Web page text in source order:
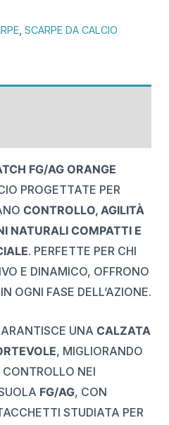
, SCARPE DA CALCIO
FG/AG ORANGE
PROGETTATE PER
CONTROLLO, AGILITÀ
NATURALI COMPATTI E
. PERFETTE PER CHI
E DINAMICO, OFFRONO
OGNI FASE DELL’AZIONE.
UNA CALZATA
, MIGLIORANDO
NEI
FG/AG, CON
STUDIATA PER